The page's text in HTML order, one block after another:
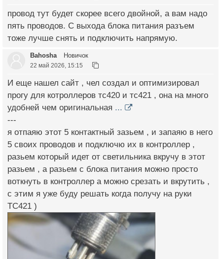
провод тут будет скорее всего двойной, а вам надо
пять проводов. С выхода блока питания разъем
тоже лучше снять и подключить напрямую.
Bahosha Новичок
22 май 2026, 15:15
И еще нашел сайт , чел создал и оптимизировал
прогу для котроллеров тс420 и тс421 , она на много
удобней чем оригинальная ...
---
я отпаяю этот 5 контактный зазьем , и запаяю в него
5 своих проводов и подключю их в контроллер ,
разьем который идет от светильника вкручу в этот
разьем , а разьем с блока питания можно просто
воткнуть в контроллер а можно срезать и вкрутить ,
с этим я уже буду решать когда получу на руки
TC421 )